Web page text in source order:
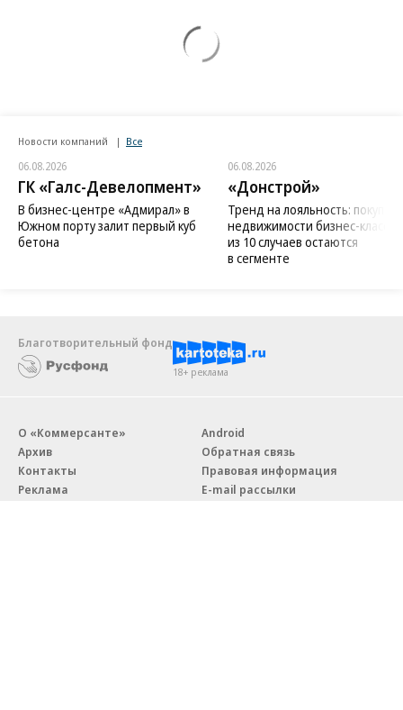
Новости компаний Все
06.08.2026
ГК «Галс-Девелопмент»
В бизнес-центре «Адмирал» в
Южном порту залит первый куб
бетона
06.08.2026
«Донстрой»
Тренд на лояльность:
недвижимости бизнес-класса
из 10 случаев остаются
в сегменте
Благотворительный фонд
18+ реклама
О «Коммерсанте»
Архив
Контакты
Реклама
Android
Обратная связь
Правовая информация
E-mail рассылки